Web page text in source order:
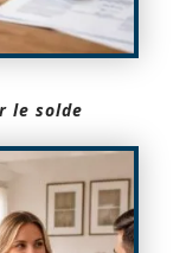
le solde